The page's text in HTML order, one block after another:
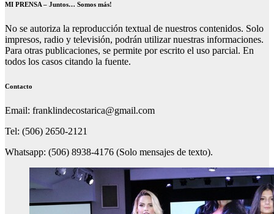
MI PRENSA – Juntos… Somos más!
No se autoriza la reproducción textual de nuestros contenidos. Solo
impresos, radio y televisión, podrán utilizar nuestras informaciones.
Para otras publicaciones, se permite por escrito el uso parcial. En
todos los casos citando la fuente.
Contacto
Email: franklindecostarica@gmail.com
Tel: (506) 2650-2121
Whatsapp: (506) 8938-4176 (Solo mensajes de texto).